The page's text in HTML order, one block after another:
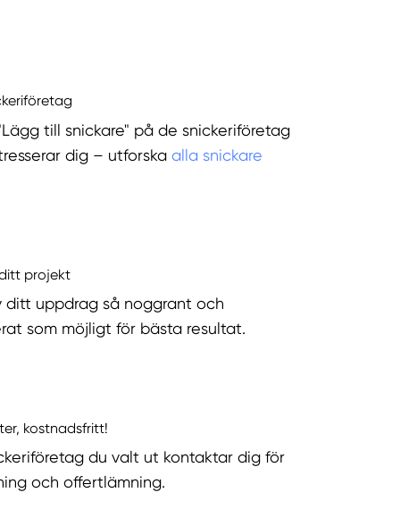
till snickare" på de snickeriföretag
dig – utforska alla snickare
projekt
ditt uppdrag så noggrant och
som möjligt för bästa resultat.
kostnadsfritt!
du valt ut kontaktar dig för
och offertlämning.